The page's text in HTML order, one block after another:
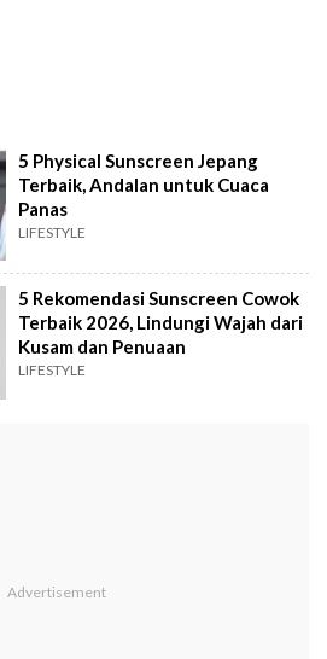
5 Physical Sunscreen Jepang
Terbaik, Andalan untuk Cuaca
Panas
LIFESTYLE
5 Rekomendasi Sunscreen Cowok
Terbaik 2026, Lindungi Wajah dari
Kusam dan Penuaan
LIFESTYLE